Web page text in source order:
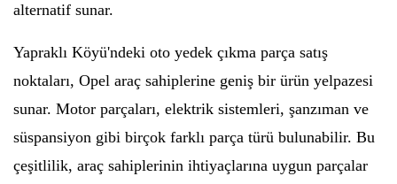
alternatif sunar.
Yapraklı Köyü'ndeki oto yedek çıkma parça satış
noktaları, Opel araç sahiplerine geniş bir ürün yelpazesi
sunar. Motor parçaları, elektrik sistemleri, şanzıman ve
süspansiyon gibi birçok farklı parça türü bulunabilir. Bu
çeşitlilik, araç sahiplerinin ihtiyaçlarına uygun parçalar